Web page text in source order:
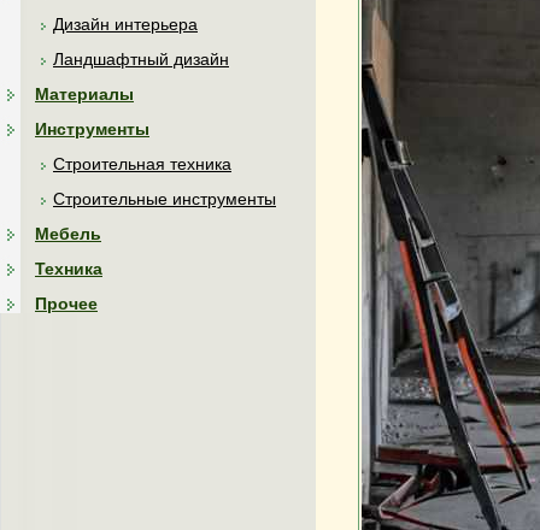
Дизайн интерьера
Ландшафтный дизайн
Материалы
Инструменты
Строительная техника
Строительные инструменты
Мебель
Техника
Прочее